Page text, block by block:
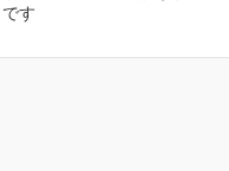
す